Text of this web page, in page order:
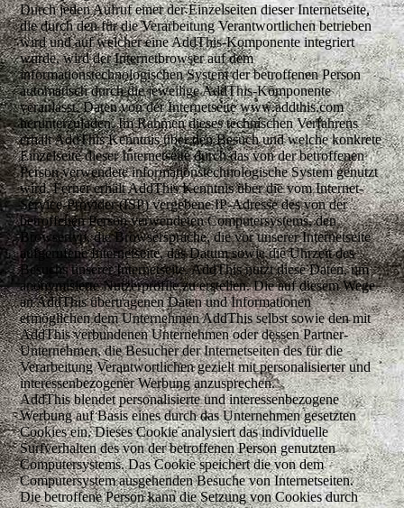
Durch jeden Aufruf einer der Einzelseiten dieser Internetseite,
die durch den für die Verarbeitung Verantwortlichen betrieben
wird und auf welcher eine AddThis-Komponente integriert
wurde, wird der Internetbrowser auf dem
informationstechnologischen System der betroffenen Person
automatisch durch die jeweilige AddThis-Komponente
veranlasst, Daten von der Internetseite www.addthis.com
herunterzuladen. Im Rahmen dieses technischen Verfahrens
erhält AddThis Kenntnis über den Besuch und welche konkrete
Einzelseite dieser Internetseite durch das von der betroffenen
Person verwendete informationstechnologische System genutzt
wird. Ferner erhält AddThis Kenntnis über die vom Internet-
Service-Provider (ISP) vergebene IP-Adresse des von der
betroffenen Person verwendeten Computersystems, den
Browsertyp, die Browsersprache, die vor unserer Internetseite
aufgerufene Internetseite, das Datum sowie die Uhrzeit des
Besuchs unserer Internetseite. AddThis nutzt diese Daten, um
anonymisierte Nutzerprofile zu erstellen. Die auf diesem Wege
an AddThis übertragenen Daten und Informationen
ermöglichen dem Unternehmen AddThis selbst sowie den mit
AddThis verbundenen Unternehmen oder dessen Partner-
Unternehmen, die Besucher der Internetseiten des für die
Verarbeitung Verantwortlichen gezielt mit personalisierter und
interessenbezogener Werbung anzusprechen.
AddThis blendet personalisierte und interessenbezogene
Werbung auf Basis eines durch das Unternehmen gesetzten
Cookies ein. Dieses Cookie analysiert das individuelle
Surfverhalten des von der betroffenen Person genutzten
Computersystems. Das Cookie speichert die von dem
Computersystem ausgehenden Besuche von Internetseiten.
Die betroffene Person kann die Setzung von Cookies durch